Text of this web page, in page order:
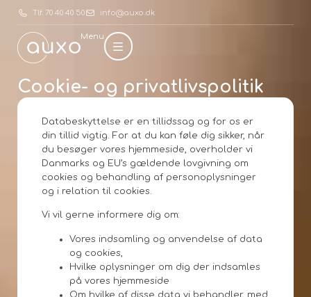
Tlf. 70 40 40 50 info@auxo.dk
Menu
Cookie- og privatlivspolitik
Databeskyttelse er en tillidssag og for os er
din tillid vigtig. For at du kan føle dig sikker, når
du besøger vores hjemmeside, overholder vi
Danmarks og EU’s gældende lovgivning om
cookies og behandling af personoplysninger
og i relation til cookies.
Vi vil gerne informere dig om:
Vores indsamling og anvendelse af data
og cookies,
Hvilke oplysninger om dig der indsamles
på vores hjemmeside
Om hvilke af disse data vi behandler, med